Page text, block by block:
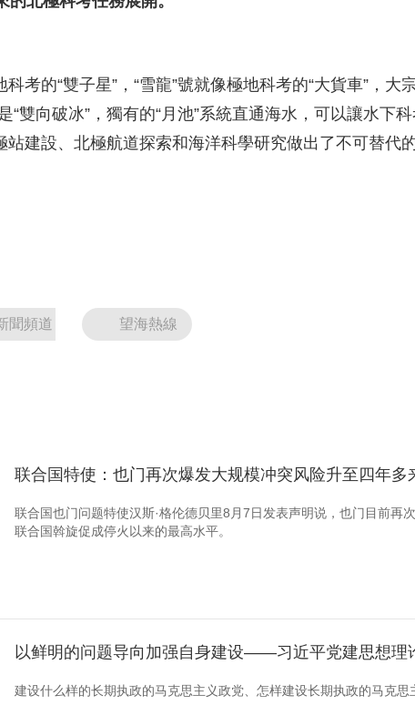
體育江湖 文化體育 冰雪道路
雲起 超級工廠 智敬中國 全民健康 顏選攻略 海洋
考的“雙子星”，“雪龍”號就像極地科考的“大貨車”，大
“雙向破冰”，獨有的“月池”系統直通海水，可以讓水下
站建設、北極航道探索和海洋科學研究做出了不可替代的
聞頻道 望海熱線
联合国特使：也门再次爆发大规模冲突风险升至四年多
联合国也门问题特使汉斯·格伦德贝里8月7日发表声明说，也门目前再
联合国斡旋促成停火以来的最高水平。
以鲜明的问题导向加强自身建设——习近平党建思想理
建设什么样的长期执政的马克思主义政党、怎样建设长期执政的马克思